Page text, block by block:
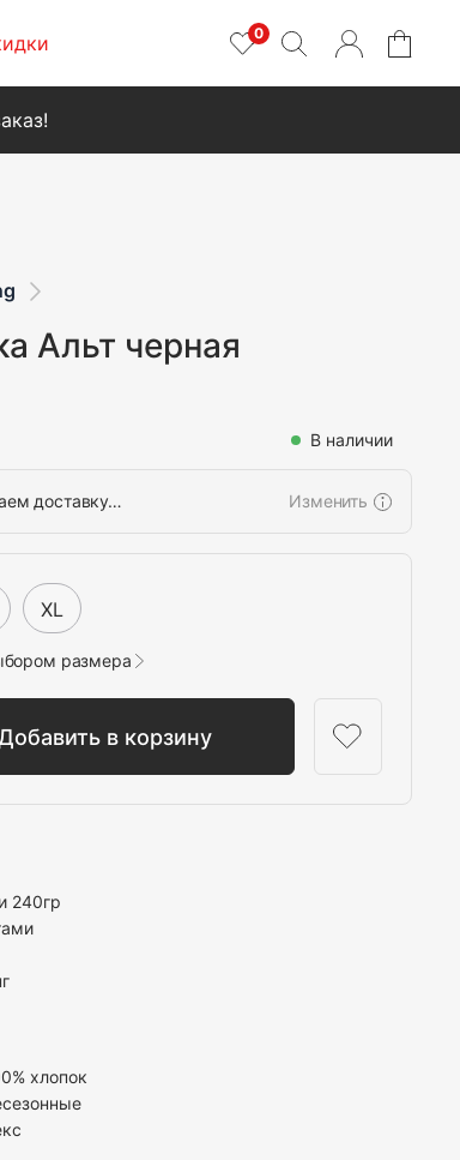
0
Альт черная
В наличии
доставку… Изменить
в корзину
размера
XL
240гр
хлопок